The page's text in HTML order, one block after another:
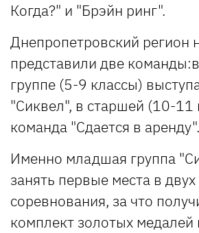
Когда?" и "Брэйн ринг".
Днепропетровский регион
представили две
группе (5-9 классы)
"Сиквел", в старшей (10-11
команда "Сдается в аренду".
Именно младшая группа
занять первые места в
соревнования, за что
комплект золотых медалей